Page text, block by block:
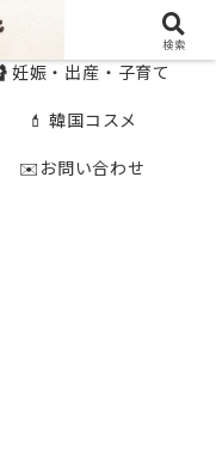
妊娠・出産・子育て
💄 韓国コスメ
✉️お問い合わせ
検索